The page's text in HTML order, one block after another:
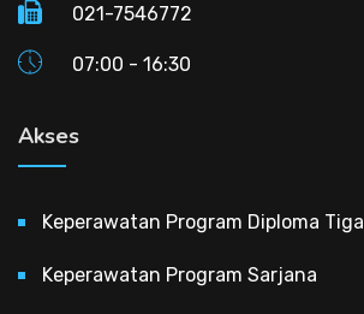
021-7546772
07:00 - 16:30
Akses
Keperawatan Program Diploma Tiga
Keperawatan Program Sarjana